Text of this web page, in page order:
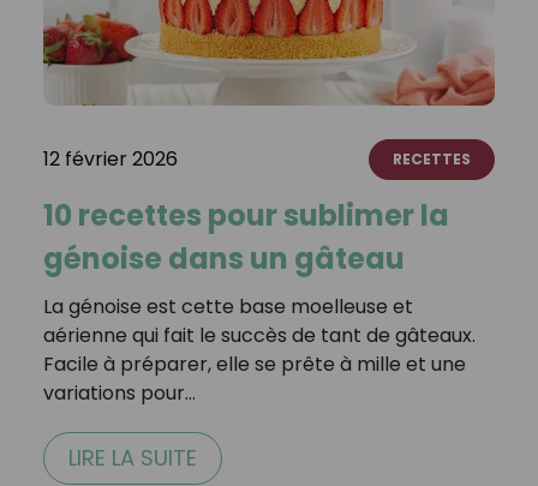
12 février 2026 RECETTES
10 recettes pour sublimer la
génoise dans un gâteau
La génoise est cette base moelleuse et
aérienne qui fait le succès de tant de gâteaux.
Facile à préparer, elle se prête à mille et une
variations pour…
LIRE LA SUITE